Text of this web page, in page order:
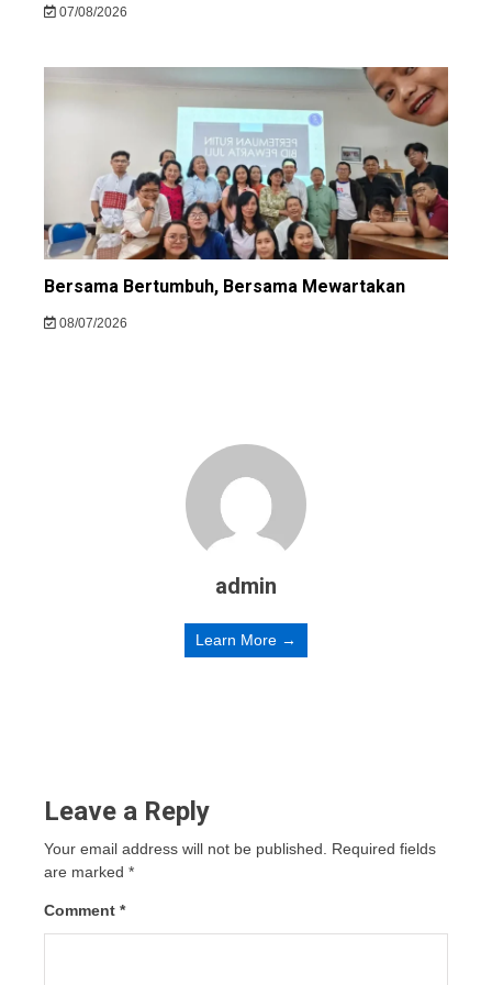
07/08/2026
Bersama Bertumbuh, Bersama Mewartakan
08/07/2026
admin
Learn More →
Leave a Reply
Your email address will not be published.
Required fields
are marked *
Comment *